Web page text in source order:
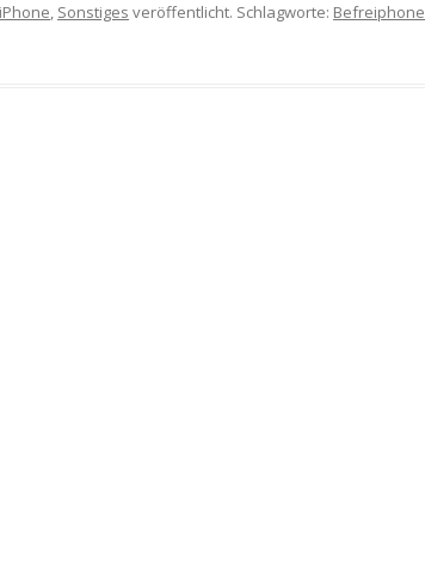
iPhone, Sonstiges veröffentlicht. Schlagworte: Befreiphone